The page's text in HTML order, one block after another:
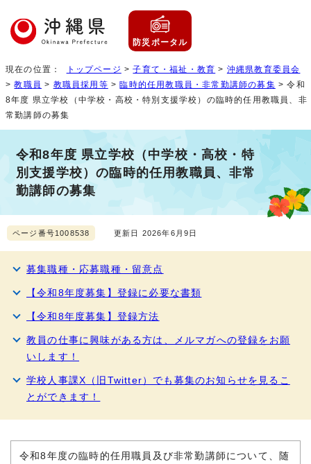
防災ポータル
現在の位置： トップページ >子育て・福祉・教育 > 沖縄県教育委員会
>教職員 > 教職員採用等 >臨時的任用教職員・非常勤講師の募集 > 令和
8年度 県立学校（中学校・高校・特別支援学校）の臨時的任用教職員、非
常勤講師の募集
令和8年度 県立学校（中学校・高校・特
別支援学校）の臨時的任用教職員、非常
勤講師の募集
ページ番号1008538 更新日 2026年6月9日
募集職種・応募職種・留意点
【令和8年度募集】登録に必要な書類
【令和8年度募集】登録方法
教員の仕事に興味がある方は、メルマガへの登録をお願
いします！
学校人事課X（旧Twitter）でも募集のお知らせを見るこ
とができます！
令和8年度の臨時的任用職員及び非常勤講師について、随